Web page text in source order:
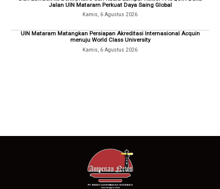
Jalan UIN Mataram Perkuat Daya Saing Global
Kamis, 6 Agustus 2026
UIN Mataram Matangkan Persiapan Akreditasi Internasional Acquin
menuju World Class University
Kamis, 6 Agustus 2026